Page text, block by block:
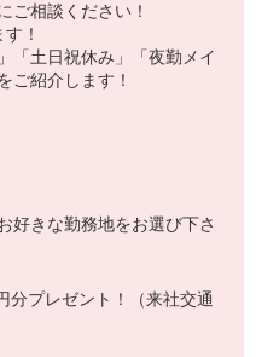
ご相談ください！
！
「土日祝休み」「夜勤メイ
ご紹介します！
好きな勤務地をお選び下さ
プレゼント！（来社交通